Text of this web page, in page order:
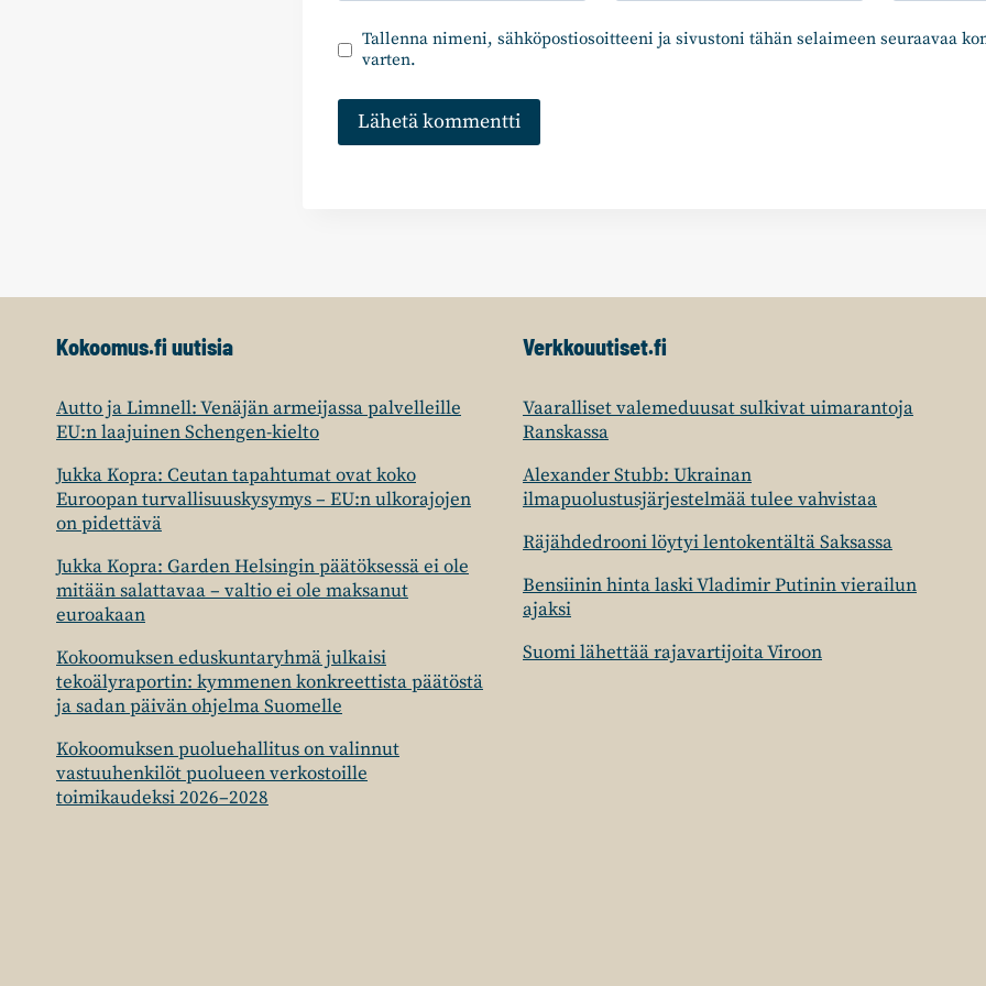
Tallenna nimeni, sähköpostiosoitteeni ja sivustoni tähän selaimeen seuraavaa
varten.
Kokoomus.fi uutisia
Autto ja Limnell: Venäjän armeijassa palvelleille
EU:n laajuinen Schengen-kielto
Jukka Kopra: Ceutan tapahtumat ovat koko
Euroopan turvallisuuskysymys – EU:n ulkorajojen
on pidettävä
Jukka Kopra: Garden Helsingin päätöksessä ei ole
mitään salattavaa – valtio ei ole maksanut
euroakaan
Kokoomuksen eduskuntaryhmä julkaisi
tekoälyraportin: kymmenen konkreettista päätöstä
ja sadan päivän ohjelma Suomelle
Kokoomuksen puoluehallitus on valinnut
vastuuhenkilöt puolueen verkostoille
toimikaudeksi 2026–2028
Verkkouutiset.fi
Vaaralliset valemeduusat sulkivat uimarantoja
Ranskassa
Alexander Stubb: Ukrainan
ilmapuolustusjärjestelmää tulee vahvistaa
Räjähdedrooni löytyi lentokentältä Saksassa
Bensiinin hinta laski Vladimir Putinin vierailun
ajaksi
Suomi lähettää rajavartijoita Viroon